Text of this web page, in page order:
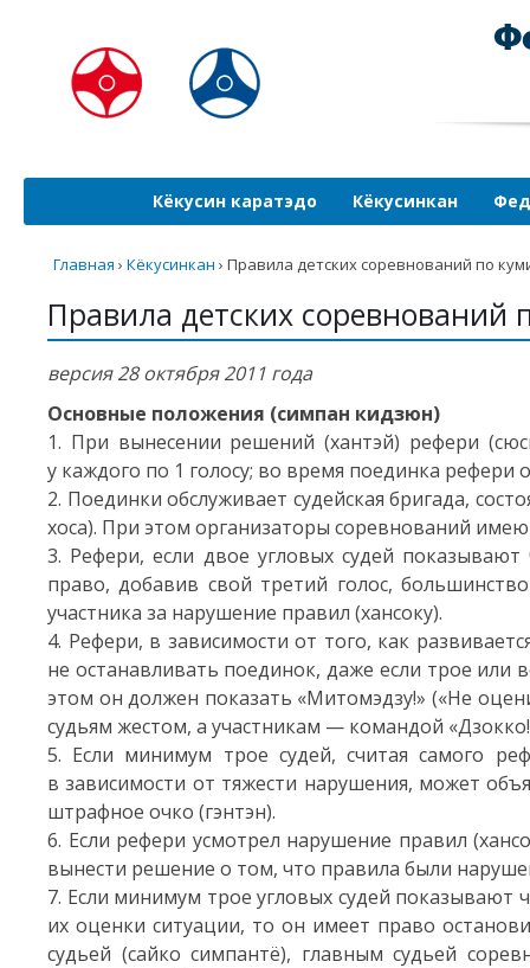
Кёкусин каратэдо Кёкусинкан
Главная › Кёкусинкан › Правила детских соревнований по
Правила детских соревнований
версия 28 октября 2011 года
Основные положения (симпан кидзюн)
1. При вынесении решений (хантэй) рефери
у каждого по 1 голосу; во время поединка рефери
2. Поединки обслуживает судейская бригада,
хоса). При этом организаторы соревнований
3. Рефери, если двое угловых судей
право, добавив свой третий голос,
участника за нарушение правил (хансоку).
4. Рефери, в зависимости от того, как
не останавливать поединок, даже если трое или
этом он должен показать «Митомэдзу!» («Не
судьям жестом, а участникам — командой
5. Если минимум трое судей, считая самого
в зависимости от тяжести нарушения, может
штрафное очко (гэнтэн).
6. Если рефери усмотрел нарушение правил
вынести решение о том, что правила были
7. Если минимум трое угловых судей показывают
их оценки ситуации, то он имеет право
судьей (сайко симпантё), главным судьей